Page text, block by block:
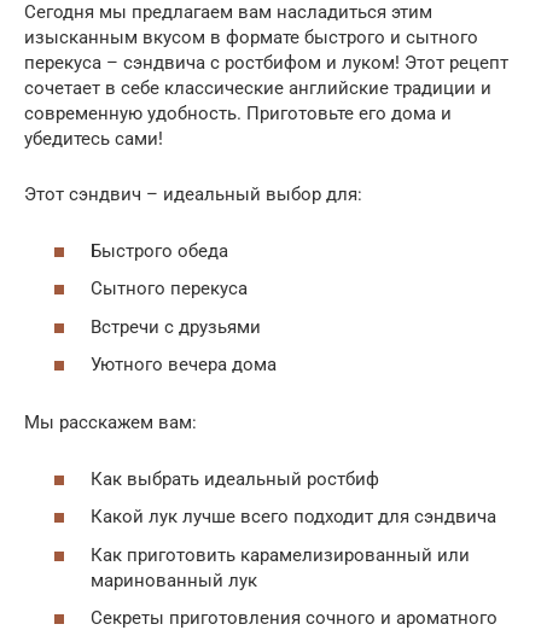
Сегодня мы предлагаем вам насладиться этим
изысканным вкусом в формате быстрого и сытного
перекуса – сэндвича с ростбифом и луком! Этот рецепт
сочетает в себе классические английские традиции и
современную удобность. Приготовьте его дома и
убедитесь сами!
Этот сэндвич – идеальный выбор для:
Быстрого обеда
Сытного перекуса
Встречи с друзьями
Уютного вечера дома
Мы расскажем вам:
Как выбрать идеальный ростбиф
Какой лук лучше всего подходит для сэндвича
Как приготовить карамелизированный или
маринованный лук
Секреты приготовления сочного и ароматного